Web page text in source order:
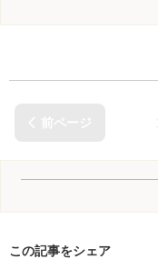
この記事をシェア